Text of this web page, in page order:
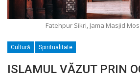
Fatehpur Sikri, Jama Masjid
Cultură Spiritualitate
ISLAMUL VĂZUT PRIN